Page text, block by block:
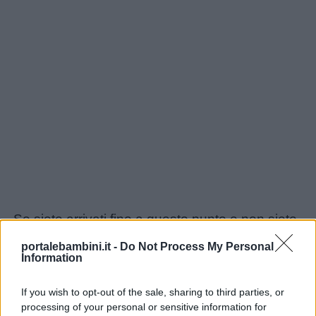
portalebambini.it - Do Not Process My Personal
Information
If you wish to opt-out of the sale, sharing to third parties, or
processing of your personal or sensitive information for
Se siete arrivati fino a questo punto e non siete
riusciti a individuare il nome giusto per il vostro
bambino, forse è il caso di consultare un libro
completa di nomi, con significati, origini e